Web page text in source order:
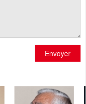
Envoyer